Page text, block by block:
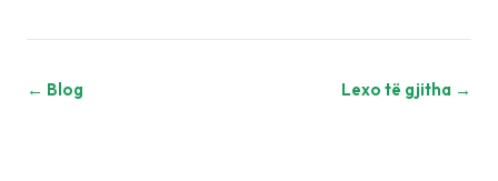
← Blog Lexo të gjitha →